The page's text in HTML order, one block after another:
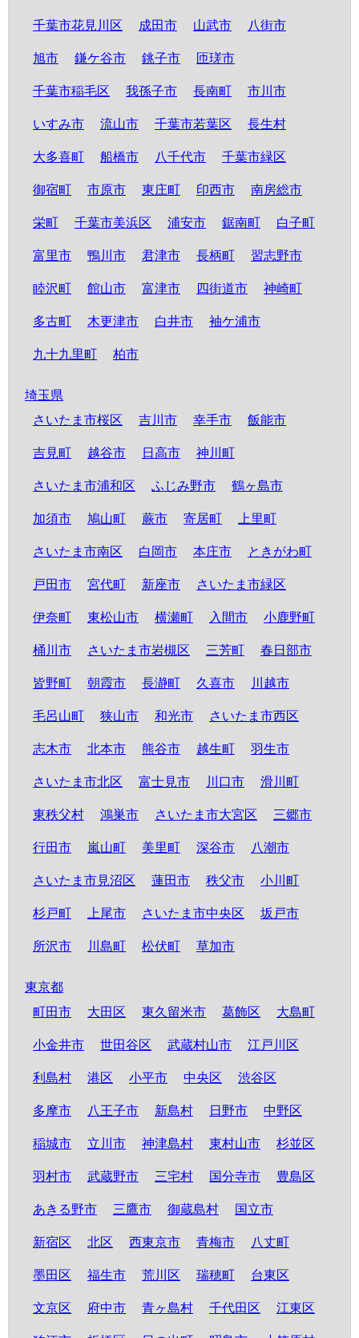
千葉市花見川区 成田市 山武市 八街市
旭市 鎌ケ谷市 銚子市 匝瑳市
千葉市稲毛区 我孫子市 長南町 市川市
いすみ市 流山市 千葉市若葉区 長生村
大多喜町 船橋市 八千代市 千葉市緑区
御宿町 市原市 東庄町 印西市 南房総市
栄町 千葉市美浜区 浦安市 鋸南町 白子町
富里市 鴨川市 君津市 長柄町 習志野市
睦沢町 館山市 富津市 四街道市 神崎町
多古町 木更津市 白井市 袖ケ浦市
九十九里町 柏市
埼玉県
さいたま市桜区
吉川市 幸手市 飯能市
吉見町 越谷市 日高市 神川町
さいたま市浦和区 ふじみ野市 鶴ヶ島市
加須市 鳩山町 蕨市 寄居町 上里町
さいたま市南区 白岡市 本庄市 ときがわ町
戸田市 宮代町 新座市 さいたま市緑区
伊奈町 東松山市 横瀬町 入間市 小鹿野町
桶川市 さいたま市岩槻区 三芳町 春日部市
皆野町 朝霞市 長瀞町 久喜市 川越市
毛呂山町 狭山市 和光市 さいたま市西区
志木市 北本市 熊谷市 越生町 羽生市
さいたま市北区 富士見市 川口市 滑川町
東秩父村 鴻巣市 さいたま市大宮区 三郷市
行田市 嵐山町 美里町 深谷市 八潮市
さいたま市見沼区 蓮田市 秩父市 小川町
杉戸町 上尾市 さいたま市中央区 坂戸市
所沢市 川島町 松伏町 草加市
東京都
町田市
大田区 東久留米市 葛飾区 大島町
小金井市 世田谷区 武蔵村山市 江戸川区
利島村 港区 小平市 中央区 渋谷区
多摩市 八王子市 新島村 日野市 中野区
稲城市 立川市 神津島村 東村山市 杉並区
羽村市 武蔵野市 三宅村 国分寺市 豊島区
あきる野市 三鷹市 御蔵島村 国立市
新宿区 北区 西東京市 青梅市 八丈町
墨田区 福生市 荒川区 瑞穂町 台東区
文京区 府中市 青ヶ島村 千代田区 江東区